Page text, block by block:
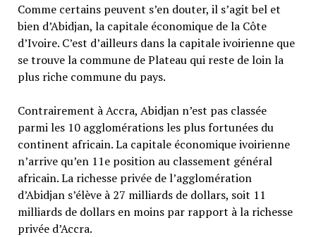
Comme certains peuvent s’en douter, il s’agit bel et
bien d’Abidjan, la capitale économique de la Côte
d’Ivoire. C’est d’ailleurs dans la capitale ivoirienne que
se trouve la commune de Plateau qui reste de loin la
plus riche commune du pays.
Contrairement à Accra, Abidjan n’est pas classée
parmi les 10 agglomérations les plus fortunées du
continent africain. La capitale économique ivoirienne
n’arrive qu’en 11e position au classement général
africain. La richesse privée de l’agglomération
d’Abidjan s’élève à 27 milliards de dollars, soit 11
milliards de dollars en moins par rapport à la richesse
privée d’Accra.